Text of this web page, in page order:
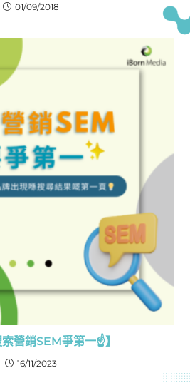
01/09/2018
索營銷SEM爭第一☝️】
16/11/2023